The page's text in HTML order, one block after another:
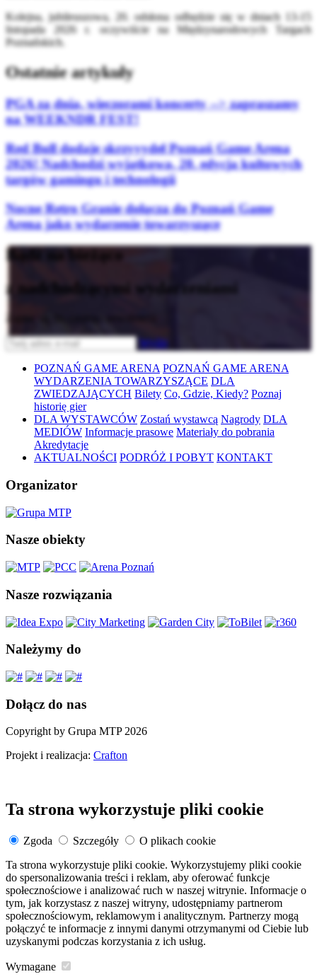
Kolejna, jubileuszowa, 20. odsłona odbędzie się w dniach 13-15
listopada 2026 r. oczywiście na Międzynarodowych Targach
Poznańskich.
Ostatnie artykuły
PGA za dnia, wieczorami koncerty --> zapraszamy
na WEEKNDR FEST!
Red Bull dodaje skrzyyydeł Poznań Game Arena
2026! Nadchodzi wyjątkowa, 20. edycja kultowych
targów gamingu i technologii
Nocne Retro Granie dołącza do Poznań Game
Arena jako wydarzenie towarzyszące
Bądź na bieżąco
z nadchodzącymi wydarzeniami
Wyślij
POZNAŃ GAME ARENA POZNAŃ GAME ARENA
WYDARZENIA TOWARZYSZĄCE DLA
ZWIEDZAJĄCYCH Bilety Co, Gdzie, Kiedy? Poznaj
historię gier
DLA WYSTAWCÓW Zostań wystawcą Nagrody DLA
MEDIÓW Informacje prasowe Materiały do pobrania
Akredytacje
AKTUALNOŚCI PODRÓŻ I POBYT KONTAKT
Organizator
Nasze obiekty
Nasze rozwiązania
Należymy do
Dołącz do nas
Copyright by Grupa MTP 2026
Projekt i realizacja: Crafton
Ta strona wykorzystuje pliki cookie
Zgoda Szczegóły
O plikach cookie
Ta strona wykorzystuje pliki cookie. Wykorzystujemy pliki cookie
do spersonalizowania treści i reklam, aby oferować funkcje
społecznościowe i analizować ruch w naszej witrynie. Informacje o
tym, jak korzystasz z naszej witryny, udostępniamy partnerom
społecznościowym, reklamowym i analitycznym. Partnerzy mogą
połączyć te informacje z innymi danymi otrzymanymi od Ciebie lub
uzyskanymi podczas korzystania z ich usług.
Wymagane